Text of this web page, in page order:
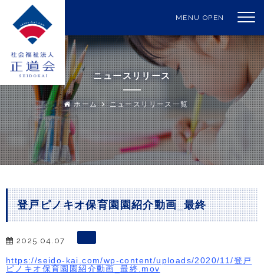
MENU OPEN
ニュースリリース
ホーム ニュースリリース一覧
登戸ピノキオ保育園園紹介動画_最終
2025.04.07
https://seido-kai.com/wp-content/uploads/2020/11/登戸
ピノキオ保育園園紹介動画_最終.mov